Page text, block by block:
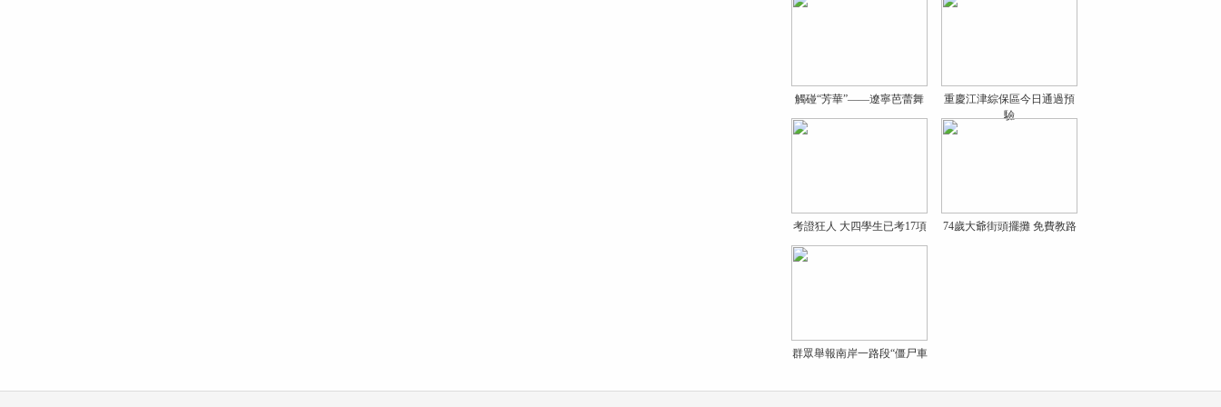
觸碰“芳華”——遼寧芭蕾舞
重慶江津綜保區今日通過預
驗
考證狂人 大四學生已考17項 74歲大爺街頭擺攤 免費教路
群眾舉報南岸一路段“僵尸車